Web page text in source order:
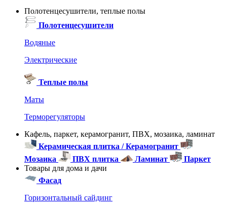
Полотенцесушители, теплые полы
Полотенцесушители
Водяные
Электрические
Теплые полы
Маты
Терморегуляторы
Кафель, паркет, керамогранит, ПВХ, мозаика, ламинат
Керамическая плитка / Керамогранит
Мозаика
ПВХ плитка Ламинат
Паркет
Товары для дома и дачи
Фасад
Горизонтальный сайдинг